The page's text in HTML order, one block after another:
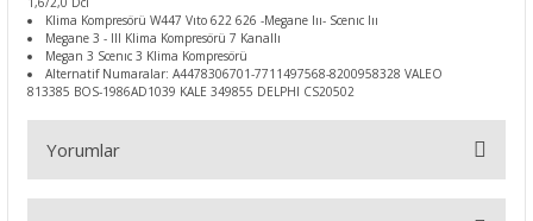
Klima Kompresörü W447 Vıto 622 626 -Megane Iıı- Scenıc Iıı
Megane 3 - III Klima Kompresörü 7 Kanallı
Megan 3 Scenıc 3 Klima Kompresörü
Alternatif Numaralar: A4478306701-7711497568-8200958328 VALEO
813385 BOS-1986AD1039 KALE 349855 DELPHI CS20502
Yorumlar